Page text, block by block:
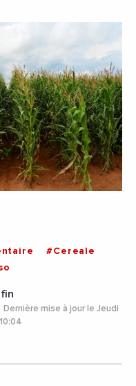
#Cereale
Dernière mise à jour le Jeudi